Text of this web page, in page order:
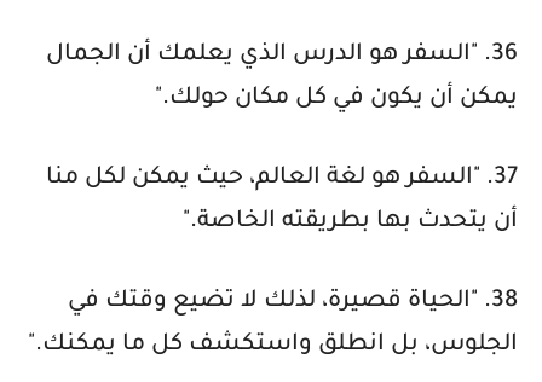
36. "السفر هو الدرس الذي يعلمك أن الجمال
يمكن أن يكون في كل مكان حولك."
37. "السفر هو لغة العالم، حيث يمكن لكل منا
أن يتحدث بها بطريقته الخاصة."
38. "الحياة قصيرة، لذلك لا تضيع وقتك في
الجلوس، بل انطلق واستكشف كل ما يمكنك."